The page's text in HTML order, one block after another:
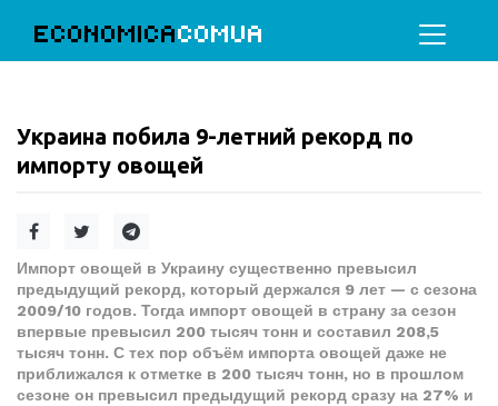
ECONOMICACOMUA
Украина побила 9-летний рекорд по
импорту овощей
Импорт овощей в Украину существенно превысил
предыдущий рекорд, который держался 9 лет — с сезона
2009/10 годов. Тогда импорт овощей в страну за сезон
впервые превысил 200 тысяч тонн и составил 208,5
тысяч тонн. С тех пор объём импорта овощей даже не
приближался к отметке в 200 тысяч тонн, но в прошлом
сезоне он превысил предыдущий рекорд сразу на 27% и